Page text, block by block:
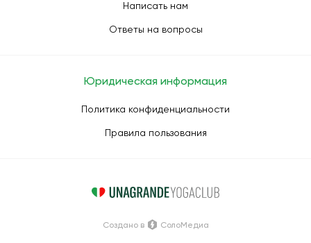
Написать нам
Ответы на вопросы
Юридическая информация
Политика конфиденциальности
Правила пользования
Создано в СолоМедиа